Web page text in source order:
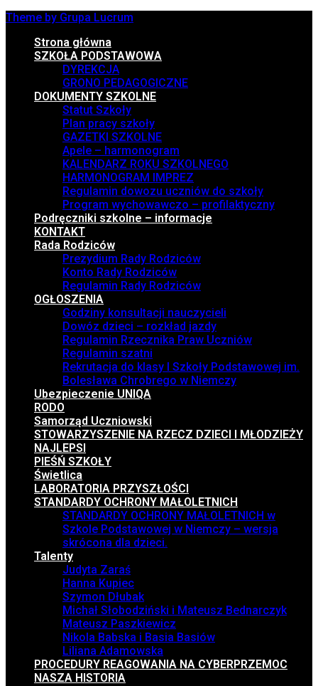
Theme by Grupa Lucrum
Strona główna
SZKOŁA PODSTAWOWA
DYREKCJA
GRONO PEDAGOGICZNE
DOKUMENTY SZKOLNE
Statut Szkoły
Plan pracy szkoły
GAZETKI SZKOLNE
Apele – harmonogram
KALENDARZ ROKU SZKOLNEGO
HARMONOGRAM IMPREZ
Regulamin dowozu uczniów do szkoły
Program wychowawczo – profilaktyczny
Podręczniki szkolne – informacje
KONTAKT
Rada Rodziców
Prezydium Rady Rodziców
Konto Rady Rodziców
Regulamin Rady Rodziców
OGŁOSZENIA
Godziny konsultacji nauczycieli
Dowóz dzieci – rozkład jazdy
Regulamin Rzecznika Praw Uczniów
Regulamin szatni
Rekrutacja do klasy I Szkoły Podstawowej im.
Bolesława Chrobrego w Niemczy
Ubezpieczenie UNIQA
RODO
Samorząd Uczniowski
STOWARZYSZENIE NA RZECZ DZIECI I MŁODZIEŻY
NAJLEPSI
PIEŚŃ SZKOŁY
Świetlica
LABORATORIA PRZYSZŁOŚCI
STANDARDY OCHRONY MAŁOLETNICH
STANDARDY OCHRONY MAŁOLETNICH w
Szkole Podstawowej w Niemczy – wersja
skrócona dla dzieci.
Talenty
Judyta Zaraś
Hanna Kupiec
Szymon Dłubak
Michał Słobodziński i Mateusz Bednarczyk
Mateusz Paszkiewicz
Nikola Babska i Basia Basiów
Liliana Adamowska
PROCEDURY REAGOWANIA NA CYBERPRZEMOC
NASZA HISTORIA